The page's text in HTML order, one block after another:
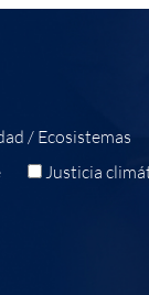
/ Ecosistemas
Justicia